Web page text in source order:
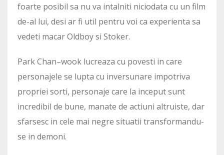
foarte posibil sa nu va intalniti niciodata cu un film
de-al lui, desi ar fi util pentru voi ca experienta sa
vedeti macar Oldboy si Stoker.
Park Chan–wook lucreaza cu povesti in care
personajele se lupta cu inversunare impotriva
propriei sorti, personaje care la inceput sunt
incredibil de bune, manate de actiuni altruiste, dar
sfarsesc in cele mai negre situatii transformandu-
se in demoni.